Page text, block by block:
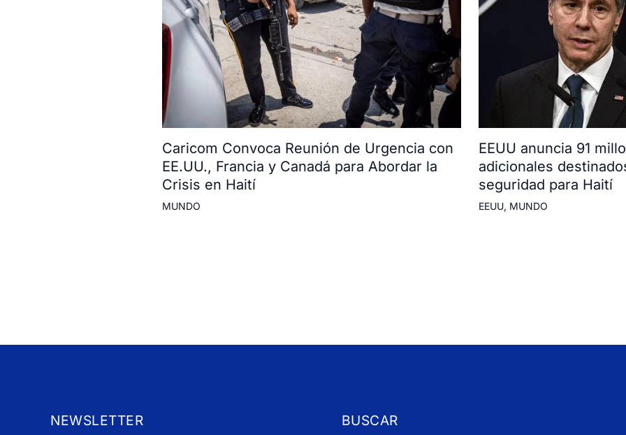
Caricom Convoca Reunión de Urgencia con
EE.UU., Francia y Canadá para Abordar la
Crisis en Haití
MUNDO
EEUU anuncia 91
adicionales
seguridad para Haití
EEUU, MUNDO
NEWSLETTER BUSCAR